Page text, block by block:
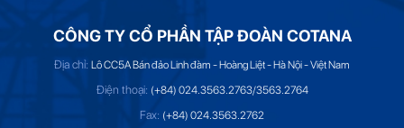
CÔNG TY CỔ PHẦN TẬP ĐOÀN COTANA
Địa chỉ: Lô CC5A Bán đảo Linh đàm - Hoàng Liệt - Hà Nội - Việt Nam
Điện thoại: (+84) 024.3563.2763/3563.2764
Fax: (+84) 024.3563.2762